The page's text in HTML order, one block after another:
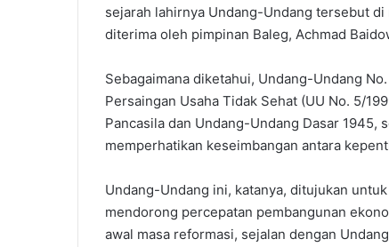
sejarah lahirnya Undang-Undang tersebut
diterima oleh pimpinan Baleg, Achmad
Sebagaimana diketahui, Undang-Undang
Persaingan Usaha Tidak Sehat (UU No. 5/
Pancasila dan Undang-Undang Dasar
memperhatikan keseimbangan antara
Undang-Undang ini, katanya, ditujukan
mendorong percepatan pembangunan
awal masa reformasi, sejalan dengan